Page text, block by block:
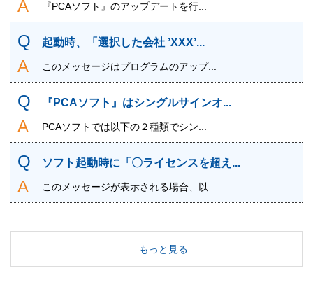
『PCAソフト』のアップデートを行...
起動時、「選択した会社 ’XXX’...
このメッセージはプログラムのアップ...
『PCAソフト』はシングルサインオ...
PCAソフトでは以下の２種類でシン...
ソフト起動時に「〇ライセンスを超え...
このメッセージが表示される場合、以...
もっと見る